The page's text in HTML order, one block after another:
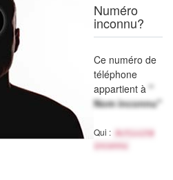
Numéro
inconnu?
Ce numéro de
téléphone
appartient à "
Nom inconnu"
Qui :
Activité
inconnu